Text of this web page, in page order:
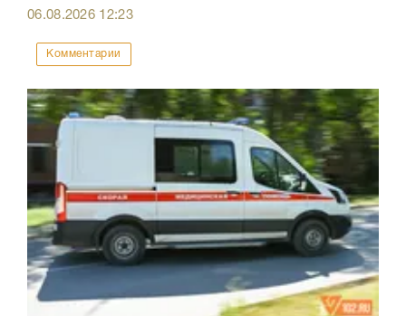
06.08.2026 12:23
Комментарии